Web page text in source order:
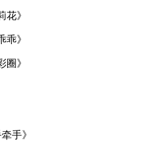
花》
乖》
圈》
手》